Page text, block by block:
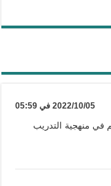
2022/10/05 في 05:59
في منهجية التدريب